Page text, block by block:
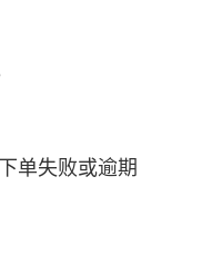
单失败或逾期